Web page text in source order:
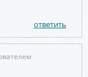
ответить